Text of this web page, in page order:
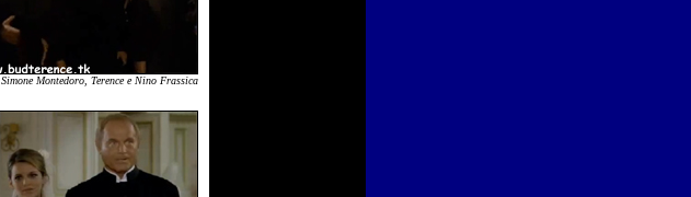
Simone Montedoro, Terence e Nino Frassica